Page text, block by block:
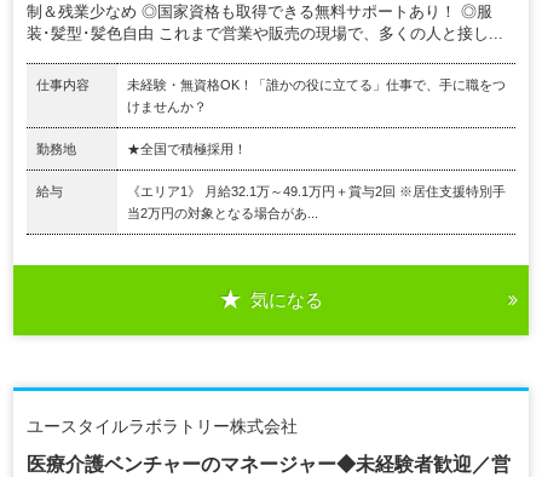
制＆残業少なめ ◎国家資格も取得できる無料サポートあり！ ◎服
装･髪型･髪色自由 これまで営業や販売の現場で、多くの人と接し...
仕事内容
未経験・無資格OK！「誰かの役に立てる」仕事で、手に職をつ
けませんか？
勤務地 ★全国で積極採用！
給与
《エリア1》 月給32.1万～49.1万円＋賞与2回 ※居住支援特別手
当2万円の対象となる場合があ...
気になる
ユースタイルラボラトリー株式会社
医療介護ベンチャーのマネージャー◆未経験者歓迎／営